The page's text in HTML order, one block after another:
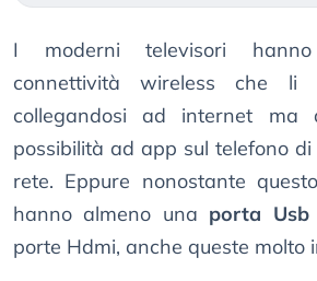
I moderni televisori hanno
connettività wireless che li
collegandosi ad internet ma
possibilità ad app sul telefono
rete. Eppure nonostante
hanno almeno una porta Usb
porte Hdmi, anche queste molto